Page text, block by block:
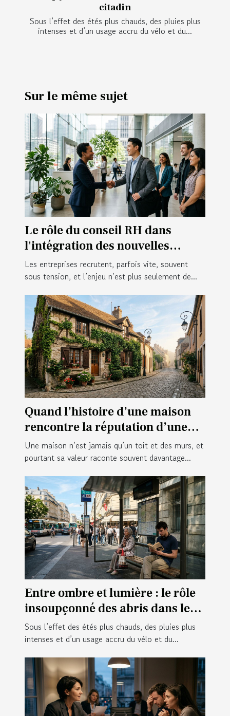
citadin
Sous l’effet des étés plus chauds, des pluies plus
intenses et d’un usage accru du vélo et du...
Sur le même sujet
Le rôle du conseil RH dans
l'intégration des nouvelles
recrues
Les entreprises recrutent, parfois vite, souvent
sous tension, et l’enjeu n’est plus seulement de...
Quand l’histoire d’une maison
rencontre la réputation d’une
ville : cas concrets
Une maison n’est jamais qu’un toit et des murs, et
pourtant sa valeur raconte souvent davantage...
Entre ombre et lumière : le rôle
insoupçonné des abris dans le
confort citadin
Sous l’effet des étés plus chauds, des pluies plus
intenses et d’un usage accru du vélo et du...